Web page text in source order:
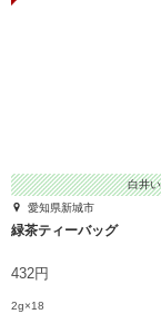
白井
愛知県新城市
緑茶ティーバッグ
432円
2g×18